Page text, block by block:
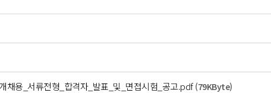
채용_서류전형_합격자_발표_및_면접시험_공고.pdf (79KByte)